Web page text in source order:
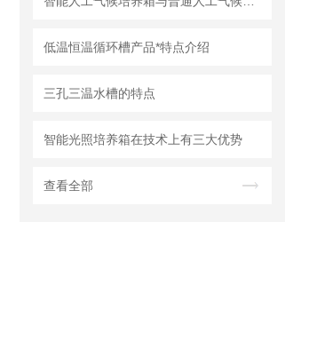
低温恒温循环槽产品*特点介绍
三孔三温水槽的特点
智能光照培养箱在技术上有三大优势
查看全部